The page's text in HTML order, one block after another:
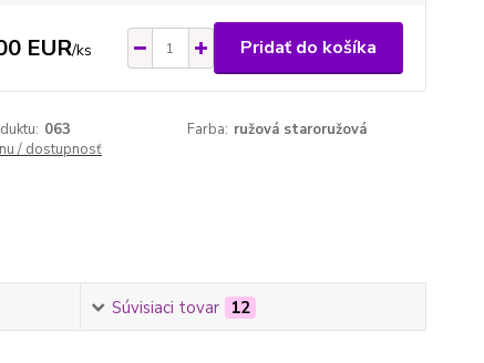
EUR/ks Pridať do košíka
063 Farba: ružová staroružová
/ dostupnosť
Súvisiaci tovar 12